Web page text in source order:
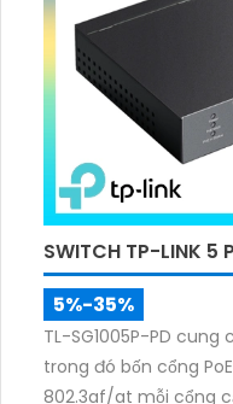
SWITCH TP-LINK 5
5%-35%
TL-SG1005P-PD
trong đó bốn cổng
802.3af/at mỗi cổng